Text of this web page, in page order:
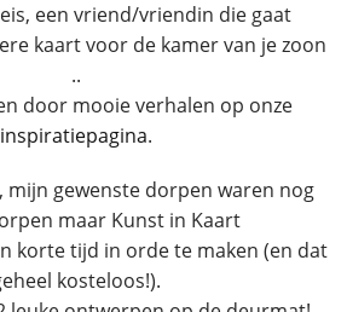
een vriend/vriendin die gaat
kaart voor de kamer van je zoon
..
door mooie verhalen op onze
inspiratiepagina.
mijn gewenste dorpen waren nog
maar Kunst in Kaart
korte tijd in orde te maken (en dat
kosteloos!).